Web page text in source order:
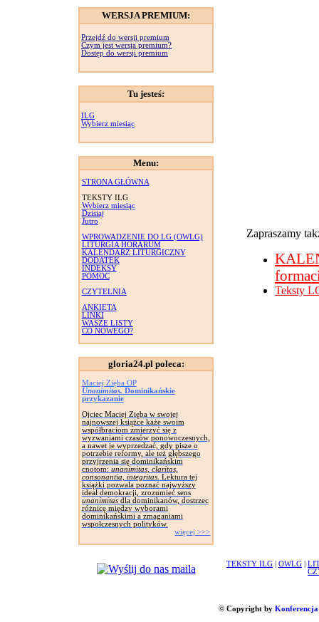
WERSJA PREMIUM:
Przejdź do wersji premium
Czym jest wersja premium?
Dostęp do wersji premium
Tu jesteś:
ILG
Wybierz miesiąc
Menu:
STRONA GŁÓWNA
TEKSTY ILG
Wybierz miesiąc
Dzisiaj
Jutro
WPROWADZENIE DO LG (OWLG)
LITURGIA HORARUM
KALENDARZ LITURGICZNY
DODATEK
INDEKSY
POMOC
CZYTELNIA
ANKIETA
LINKI
WASZE LISTY
CO NOWEGO?
gloria24.pl poleca:
Maciej Zięba OP
Unanimitas. Dominikańskie
przykazanie
Ojciec Maciej Zięba w swojej
najnowszej książce każe swoim
współbraciom zmierzyć się z
wyzwaniami czasów ponowoczesnych,
a nawet je wyprzedzać, gdy pisze o
potrzebie reformy, ale też głębszego
przyjrzenia się dominikańskim
cnotom: unanimitas, claritas,
consonantia, integritas. Lektura tej
książki pozwala poznać najwyższy
ideał demokracji, zrozumieć sens
unanimitasdla dominikanów, dostrzec
różnicę między wyborami
dominikańskimi a zmaganiami
wspołczesnych polityków.
więcej >>>
Zapraszamy
Teksty
TEKSTY ILG OWLG
© Copyright by Konferencja